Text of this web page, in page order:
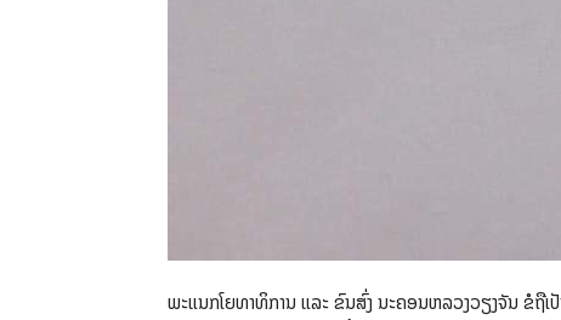
ພະແນກໂຍທາທິການ ແລະ ຂົນສົ່ງ ນະຄອນຫລວງວຽງຈັນ ຂໍຖືເ